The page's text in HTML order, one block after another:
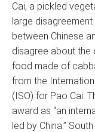
Cai, a pickled
large
between Chinese
disagree about the
food made of
from the
(ISO) for Pao Cai.
award as “an
led by China.”